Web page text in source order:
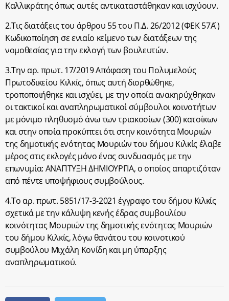
Καλλικράτης όπως αυτές αντικαταστάθηκαν και ισχύουν.
2.Τις διατάξεις του άρθρου 55 του Π.Δ. 26/2012 (ΦΕΚ 57Α ́)
Κωδικοποίηση σε ενιαίο κείμενο των διατάξεων της
νομοθεσίας για την εκλογή των βουλευτών.
3.Την αρ. πρωτ. 17/2019 Απόφαση του Πολυμελούς
Πρωτοδικείου Κιλκίς, όπως αυτή διορθώθηκε,
τροποποιήθηκε και ισχύει, με την οποία ανακηρύχθηκαν
οι τακτικοί και αναπληρωματικοί σύμβουλοι κοινοτήτων
με μόνιμο πληθυσμό άνω των τριακοσίων (300) κατοίκων
και στην οποία προκύπτει ότι στην κοινότητα Μουριών
της δημοτικής ενότητας Μουριών του δήμου Κιλκίς έλαβε
μέρος στις εκλογές μόνο ένας συνδυασμός με την
επωνυμία: ΑΝΑΠΤΥΞΗ ΔΗΜΙΟΥΡΓΙΑ, ο οποίος απαρτιζόταν
από πέντε υποψήφιους συμβούλους.
4.Το αρ. πρωτ. 5851/17-3-2021 έγγραφο του δήμου Κιλκίς
σχετικά με την κάλυψη κενής έδρας συμβουλίου
κοινότητας Μουριών της δημοτικής ενότητας Μουριών
του δήμου Κιλκίς, λόγω θανάτου του κοινοτικού
συμβούλου Μιχάλη Κονίδη και μη ύπαρξης
αναπληρωματικού.